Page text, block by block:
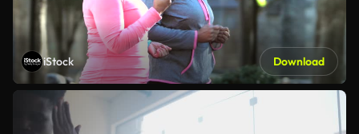
iStock Download